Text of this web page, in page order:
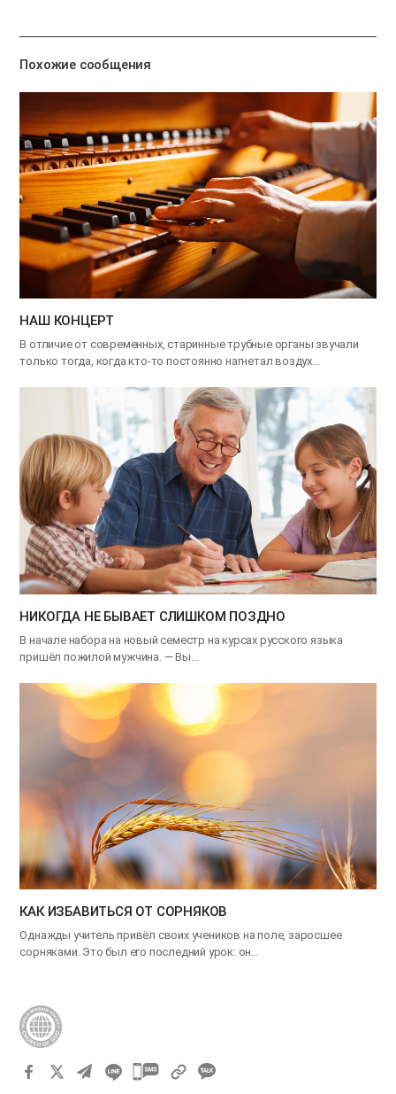
기
Похожие сообщения
НАШ КОНЦЕРТ
В отличие от современных, старинные трубные органы звучали
только тогда, когда кто-то постоянно нагнетал воздух…
НИКОГДА НЕ БЫВАЕТ СЛИШКОМ ПОЗДНО
В начале набора на новый семестр на курсах русского языка
пришёл пожилой мужчина. — Вы…
КАК ИЗБАВИТЬСЯ ОТ СОРНЯКОВ
Однажды учитель привёл своих учеников на поле, заросшее
сорняками. Это был его последний урок: он…
카